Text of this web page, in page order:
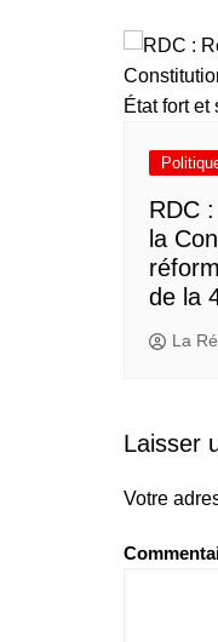
RDC
la
de la
La
Laisser
Votre